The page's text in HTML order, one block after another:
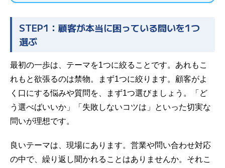
STEP1：顧客が本当に困っている問いを1つ
選ぶ
最初の一歩は、テーマを1つに絞ることです。あれもこ
れもと欲張るのは禁物。まず1つに絞ります。顧客がよ
く口にする悩みや質問を、まず1つ選びましょう。「ど
う選べばいいか」「失敗しないコツは」といった切実な
問いが理想です。
良いテーマは、現場にあります。営業や問い合わせ対応
の中で、繰り返し聞かれることはありませんか。それこ